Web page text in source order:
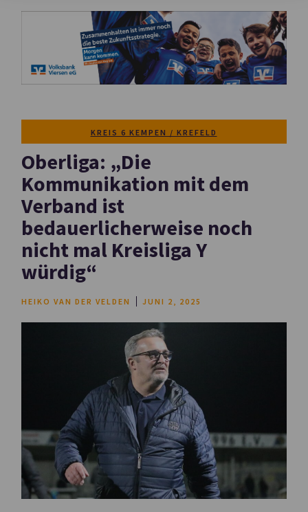
KREIS 6 KEMPEN / KREFELD
Oberliga: „Die
Kommunikation mit dem
Verband ist
bedauerlicherweise noch
nicht mal Kreisliga Y
würdig“
HEIKO VAN DER VELDEN JUNI 2, 2025